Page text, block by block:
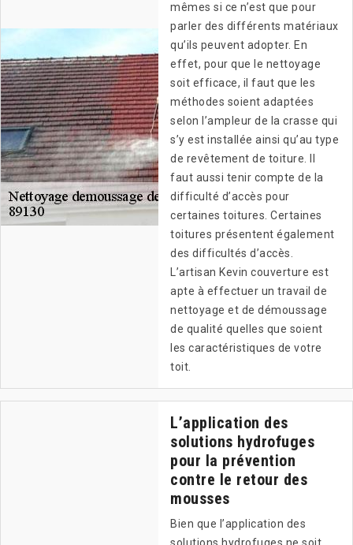
mêmes si ce n’est que pour
parler des différents matériaux
qu’ils peuvent adopter. En
effet, pour que le nettoyage
soit efficace, il faut que les
méthodes soient adaptées
selon l’ampleur de la crasse qui
s’y est installée ainsi qu’au type
de revêtement de toiture. Il
faut aussi tenir compte de la
difficulté d’accès pour
certaines toitures. Certaines
toitures présentent également
des difficultés d’accès.
L’artisan Kevin couverture est
apte à effectuer un travail de
nettoyage et de démoussage
de qualité quelles que soient
les caractéristiques de votre
toit.
L’application des
solutions hydrofuges
pour la prévention
contre le retour des
mousses
Bien que l’application des